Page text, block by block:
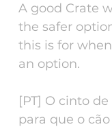
A good Crate
the safer
this is for
an option.
[PT] O cinto
para que o